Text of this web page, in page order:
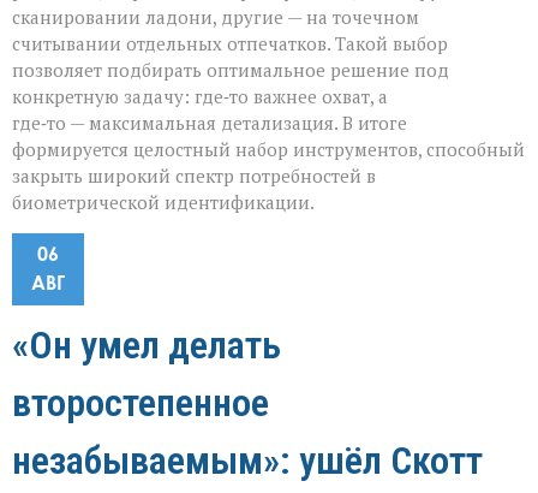
сканировании ладони, другие — на точечном
считывании отдельных отпечатков. Такой выбор
позволяет подбирать оптимальное решение под
конкретную задачу: где‑то важнее охват, а
где‑то — максимальная детализация. В итоге
формируется целостный набор инструментов, способный
закрыть широкий спектр потребностей в
биометрической идентификации.
06
АВГ
«Он умел делать
второстепенное
незабываемым»: ушёл Скотт